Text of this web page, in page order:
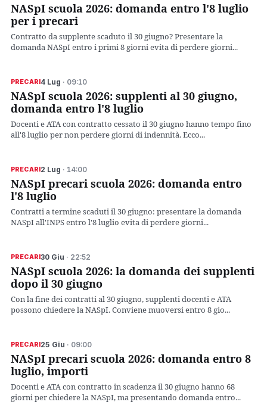
NASpI scuola 2026: domanda entro l'8 luglio
per i precari
Contratto da supplente scaduto il 30 giugno? Presentare la
domanda NASpI entro i primi 8 giorni evita di perdere giorni...
PRECARI4 Lug · 09:10
NASpI scuola 2026: supplenti al 30 giugno,
domanda entro l'8 luglio
Docenti e ATA con contratto cessato il 30 giugno hanno tempo fino
all'8 luglio per non perdere giorni di indennità. Ecco...
PRECARI2 Lug · 14:00
NASpI precari scuola 2026: domanda entro
l'8 luglio
Contratti a termine scaduti il 30 giugno: presentare la domanda
NASpI all'INPS entro l'8 luglio evita di perdere giorni...
PRECARI30 Giu · 22:52
NASpI scuola 2026: la domanda dei supplenti
dopo il 30 giugno
Con la fine dei contratti al 30 giugno, supplenti docenti e ATA
possono chiedere la NASpI. Conviene muoversi entro 8 gio...
PRECARI25 Giu · 09:00
NASpI precari scuola 2026: domanda entro 8
luglio, importi
Docenti e ATA con contratto in scadenza il 30 giugno hanno 68
giorni per chiedere la NASpI, ma presentando domanda entro...